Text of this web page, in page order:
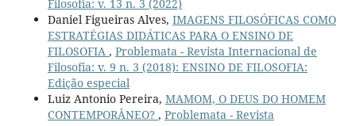
Filosofia: v. 13 n. 3 (2022)
Daniel Figueiras Alves, IMAGENS FILOSÓFICAS COMO
ESTRATÉGIAS DIDÁTICAS PARA O ENSINO DE
FILOSOFIA , Problemata - Revista Internacional de
Filosofia: v. 9 n. 3 (2018): ENSINO DE FILOSOFIA:
Edição especial
Luiz Antonio Pereira, MAMOM, O DEUS DO HOMEM
CONTEMPORÂNEO? , Problemata - Revista